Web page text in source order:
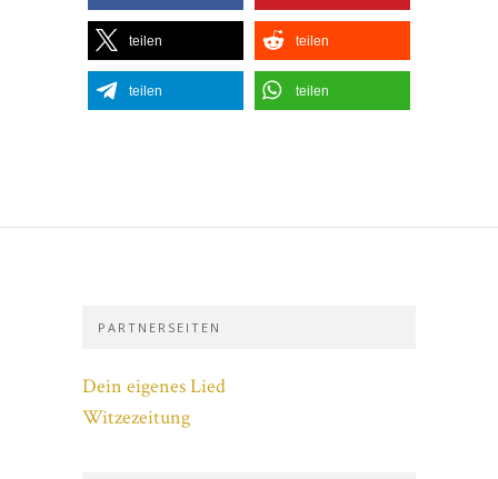
teilen teilen
teilen teilen
PARTNERSEITEN
Dein eigenes Lied
Witzezeitung